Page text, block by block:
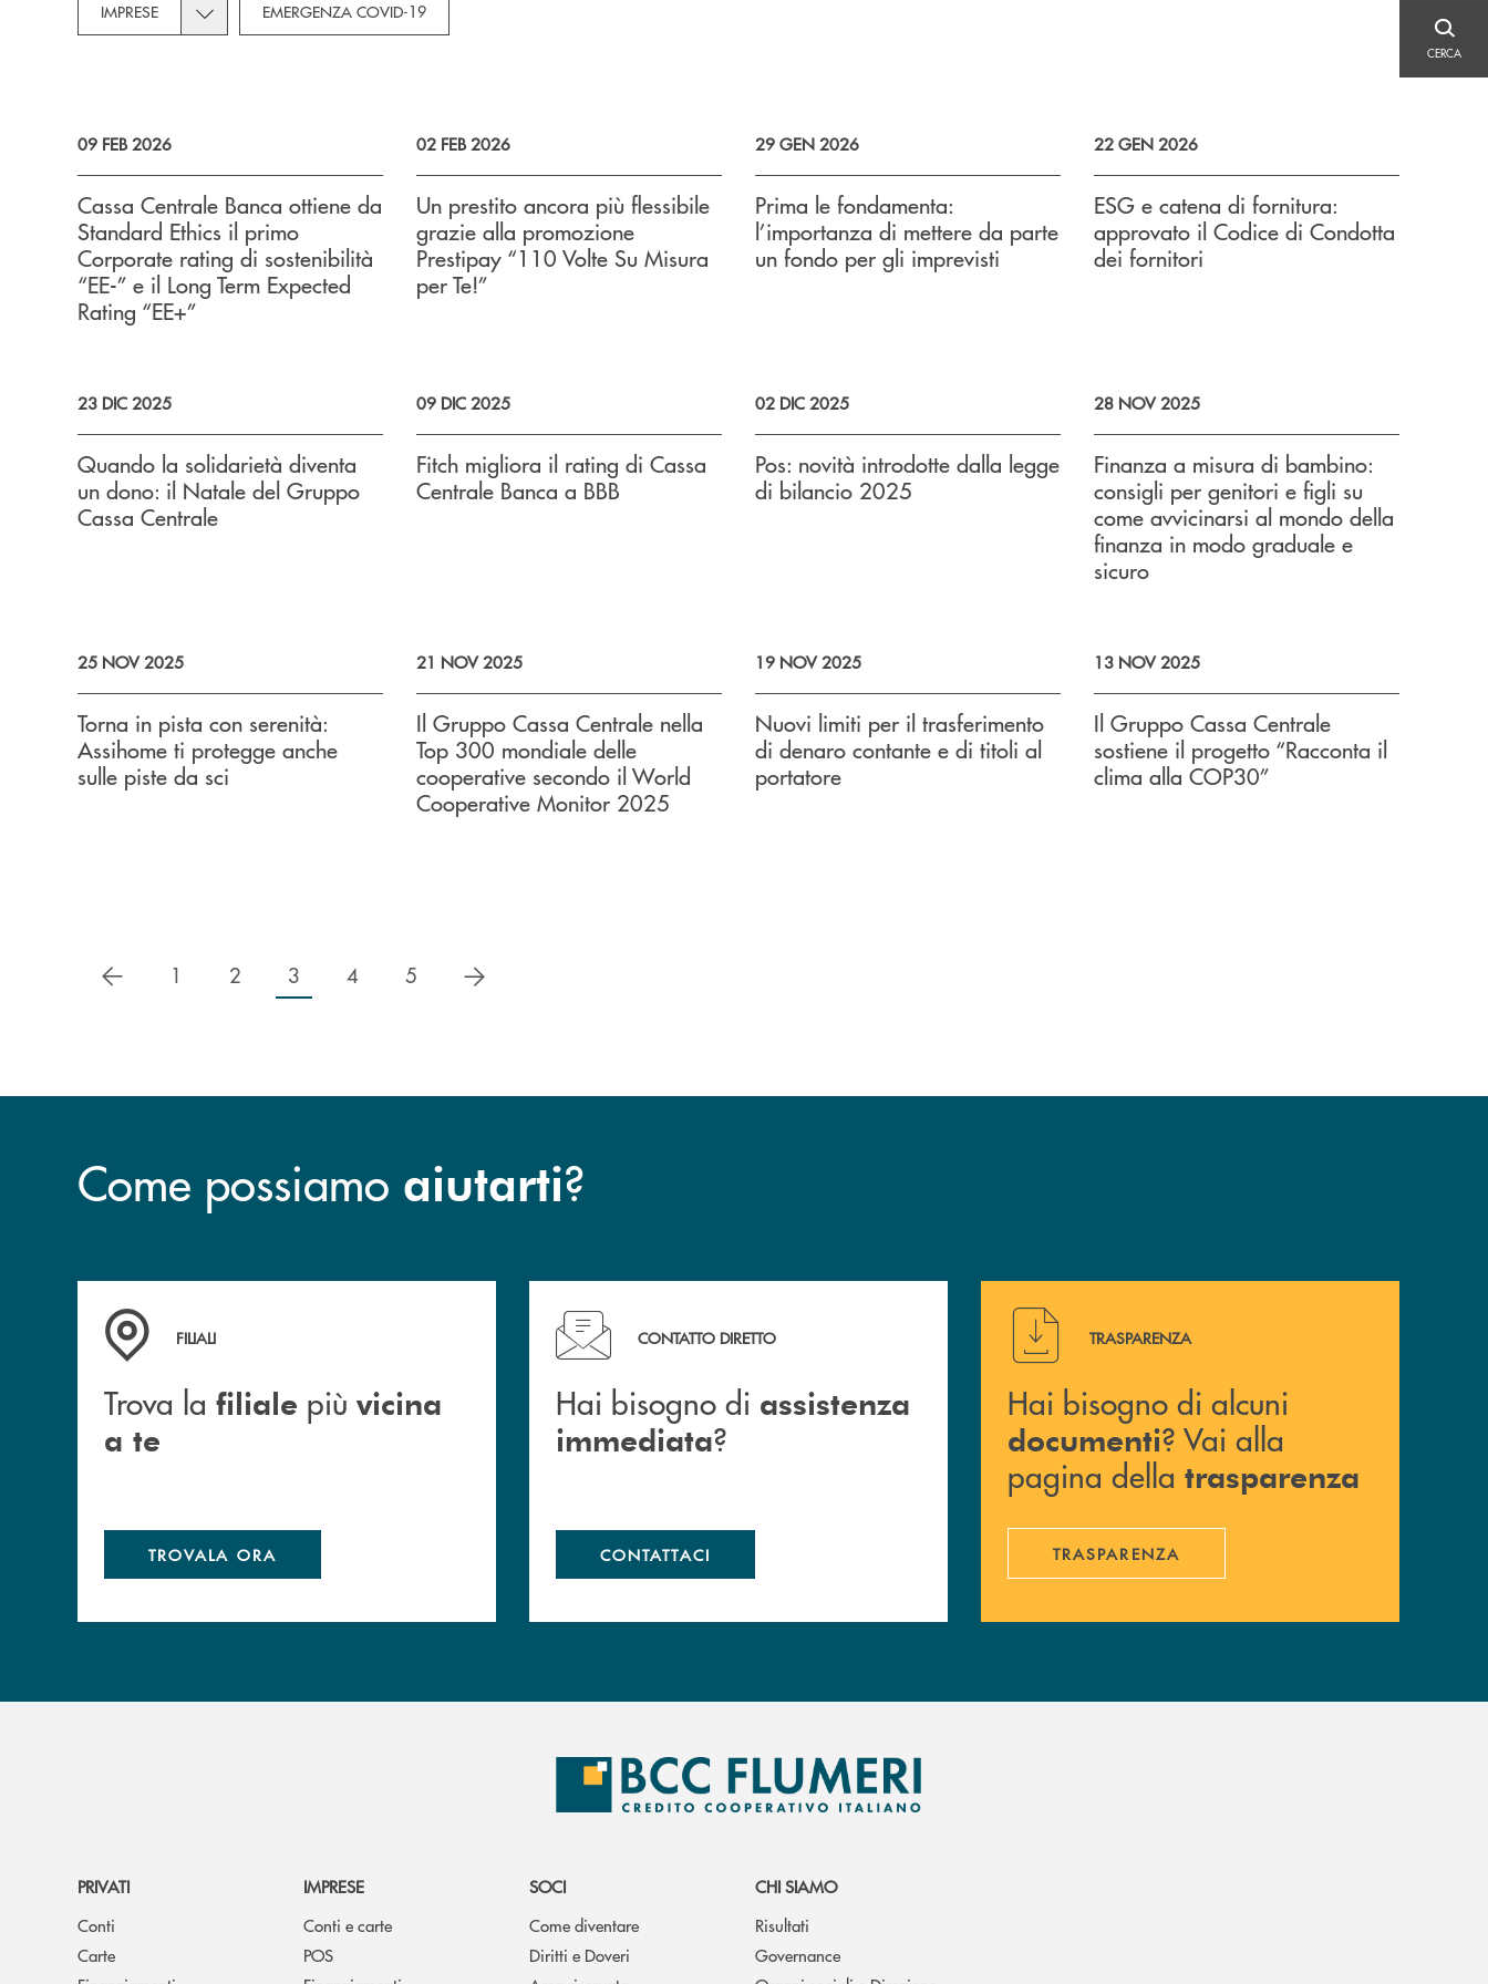
CERCA
IMPRESE Toggle subcategories dropdown for Imprese
EMERGENZA COVID-19
09 FEB 2026
Cassa Centrale Banca ottiene da
Standard Ethics il primo
Corporate rating di sostenibilità
“EE-” e il Long Term Expected
Rating “EE+”
02 FEB 2026
Un prestito ancora più flessibile
grazie alla promozione
Prestipay “110 Volte Su Misura
per Te!”
29 GEN 2026
Prima le fondamenta:
l’importanza di mettere da parte
un fondo per gli imprevisti
22 GEN 2026
ESG e catena di fornitura:
approvato il Codice di Condotta
dei fornitori
23 DIC 2025
Quando la solidarietà diventa
un dono: il Natale del Gruppo
Cassa Centrale
09 DIC 2025
Fitch migliora il rating di Cassa
Centrale Banca a BBB
02 DIC 2025
Pos: novità introdotte dalla legge
di bilancio 2025
28 NOV 2025
Finanza a misura di bambino:
consigli per genitori e figli su
come avvicinarsi al mondo della
finanza in modo graduale e
sicuro
25 NOV 2025
Torna in pista con serenità:
Assihome ti protegge anche
sulle piste da sci
21 NOV 2025
Il Gruppo Cassa Centrale nella
Top 300 mondiale delle
cooperative secondo il World
Cooperative Monitor 2025
19 NOV 2025
Nuovi limiti per il trasferimento
di denaro contante e di titoli al
portatore
13 NOV 2025
Il Gruppo Cassa Centrale
sostiene il progetto “Racconta il
clima alla COP30”
precedente
1 2 3 4 5 successivo
Come possiamo aiutarti?
Trova la filiale più vicina a te
FILIALI
Trova la filiale più vicina
a te
TROVALA ORA
Hai bisogno di assistenza immediata ?
CONTATTO DIRETTO
Hai bisogno di assistenza
immediata?
CONTATTACI
Hai bisogno di alcuni documenti ? Vai alla pagina della
TRASPARENZA
Hai bisogno di alcuni
documenti? Vai alla
pagina della trasparenza
TRASPARENZA
PRIVATI
Conti
Carte
IMPRESE
Conti e carte
POS
SOCI
Come diventare
Diritti e Doveri
CHI SIAMO
Risultati
Governance